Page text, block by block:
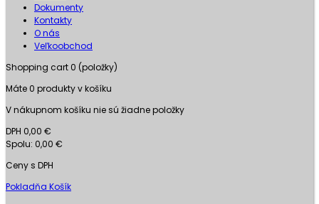
Dokumenty
Kontakty
O nás
Veľkoobchod
Shopping cart0 (položky)
Máte0 produkty v košíku
V nákupnom košíku nie sú žiadne položky
DPH 0,00 €
Spolu: 0,00 €
Ceny s DPH
Pokladňa Košík